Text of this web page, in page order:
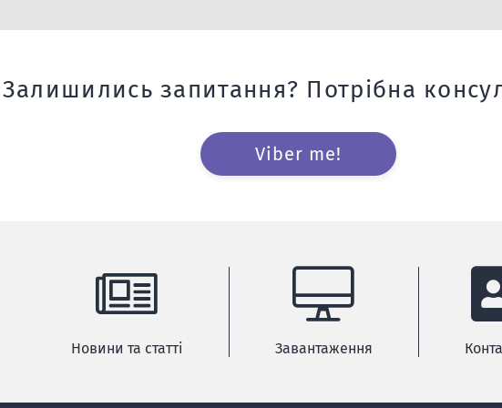
Залишились запитання? Потрібна
Viber me!
Новини та статті Завантаження